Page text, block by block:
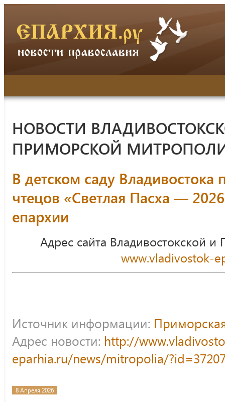
НОВОСТИ
ПРИМОРСКОЙ
В детском саду Владивостока
чтецов «Светлая Пасха —
епархии
Адрес сайта Владивостокской
www.vladivostok-
Источник информации:
Адрес новости: http://
eparhia.ru/news/mitropolia/
8 Апреля 2026